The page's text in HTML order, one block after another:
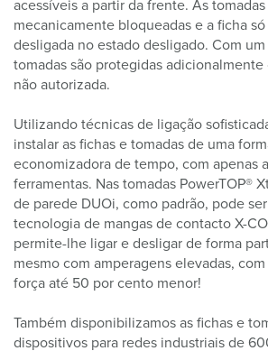
acessíveis a partir da frente. As tomadas
mecanicamente bloqueadas e a ficha
desligada no estado desligado. Com um
tomadas são protegidas adicionalmente
não autorizada.
Utilizando técnicas de ligação
instalar as fichas e tomadas de uma
economizadora de tempo, com apenas
ferramentas. Nas tomadas PowerTOP®
de parede DUOi, como padrão, pode
tecnologia de mangas de contacto X-
permite-lhe ligar e desligar de forma
mesmo com amperagens elevadas,
força até 50 por cento menor!
Também disponibilizamos as fichas e
dispositivos para redes industriais de